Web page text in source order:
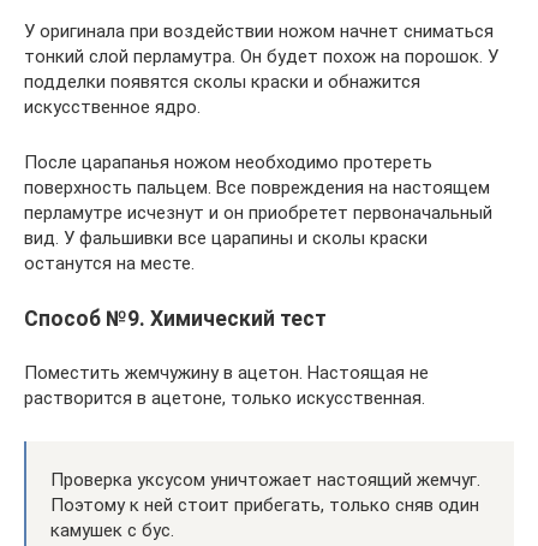
У оригинала при воздействии ножом начнет сниматься
тонкий слой перламутра. Он будет похож на порошок. У
подделки появятся сколы краски и обнажится
искусственное ядро.
После царапанья ножом необходимо протереть
поверхность пальцем. Все повреждения на настоящем
перламутре исчезнут и он приобретет первоначальный
вид. У фальшивки все царапины и сколы краски
останутся на месте.
Способ №9. Химический тест
Поместить жемчужину в ацетон. Настоящая не
растворится в ацетоне, только искусственная.
Проверка уксусом уничтожает настоящий жемчуг.
Поэтому к ней стоит прибегать, только сняв один
камушек с бус.